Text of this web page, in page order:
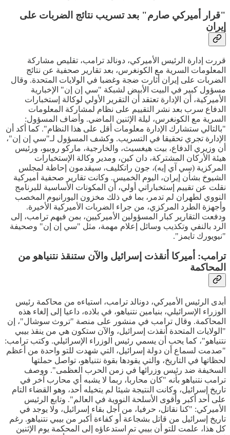
"قرار أميركي صارم" بعد تسريب نتائج الضربات على
إيران
قررت إدارة الرئيس الأميركي، دونالد ترامب، تقليص مشاركة
المعلومات السرية مع الكونغرس، بعد تقارير صحفية عن نتائج
الضربات على إيران أثارت ضجة وغضبا في الولايات المتحدة. وقال
مسؤول كبير في البيت الأبيض لشبكة "سي إن إن" الإخبارية
الأميركية، أن الإدارة تعتقد أن التقرير الأولي لوكالة إستخبارات
الدفاع سرب بعد نشر التقييم على نظام لمشاركة المعلومات
السرية مع الكونغرس، ليلة الإثنين الماضي. وأضاف المسؤول:
"بالتالي ستشارك الإدارة معلومات أقل على هذا النظام". كما أكد أن
الإدارة تجري تحقيقا في التسريب. وكشف المسؤول لـ"سي إن إن"،
أن وزيري الدفاع، بيت هيغسيث، والخارجية، ماركو روبيو، ورئيس
هيئة الأركان المشتركة، دان كين، ومدير وكالة الإستخبارات
المركزية (سي آي إيه)، جون راتكليف، سيقدمون إحاطة لمجلس
الشيوخ بشأن إيران، اليوم الخميس. وكانت تقارير صحفية أميركية
نقلت عن تقييم إستخباراتي أولي، أن المكونات الأساسية للبرنامج
النووي لطهران لم تدمر، بما في ذلك مخزون اليورانيوم المخصب
وأجهزة الطرد المركزي، من جراء الضربات الأميركية الأخيرة.
ودفعت التقارير كبار المسؤولين الأميركيين، بمن فيهم ترامب، إلى
الرد بالنفي وتكذيب وسائل إعلام مهمة، مثل "سي إن إن" وصحيفة
"نيويورك تايمز".
ترامب: أميركا أنقذت إسرائيل والآن ستنقذ نتنياهو من
المحاكمة
أبدى الرئيس الأميركي، دونالد ترامب، استياءه من محاكمة رئيس
الوزراء الإسرائيلي، بنيامين نتنياهو، في بلاده، داعيا إلى إلغاء هذه
المحاكمة. وقال ترامب في منشور على منصة "تروث سوشال"، إن
"الولايات المتحدة أنقذت إسرائيل، والآن ستكون هي من ينقذ بيبي
نتنياهو"، كما يحب أن يسمي رئيس الوزراء الإسرائيلي. وكتب ترامب:
"صدمت لسماع أن دولة إسرائيل، التي شهدت للتو واحدة من أعظم
لحظاتها في التاريخ، والتي يقودها بقوة نتنياهو، تواصل حملتها
السخيفة ضد رئيس وزرائها في زمن الحرب العظمى". ووصف
ترامب نتنياهو بأنه "كان محاربا، ربما لا يشبه أي محارب آخر في
تاريخ إسرائيل، وكانت النتيجة شيئا لم يتخيله أحد، وهو القضاء التام
على أحد أكبر وأقوى الأسلحة النووية في العالم". وتابع الرئيس
الأميركي: "كنا نقاتل، حرفيا، من أجل بقاء إسرائيل، ولا يوجد في
تاريخ إسرائيل من قاتل بشجاعة أو كفاءة أكبر من بيبي نتنياهو. رغم
كل هذا، علمت للتو أن بيبي تم استدعاؤه إلى المحكمة يوم الإثنين